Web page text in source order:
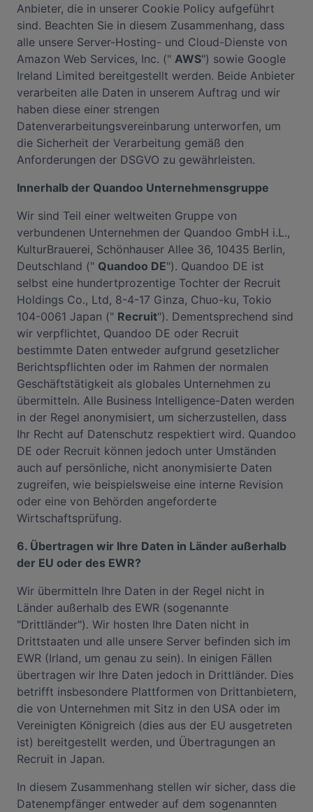
Anbieter, die in unserer Cookie Policy aufgeführt
sind. Beachten Sie in diesem Zusammenhang, dass
alle unsere Server-Hosting- und Cloud-Dienste von
Amazon Web Services, Inc. (" AWS") sowie Google
Ireland Limited bereitgestellt werden. Beide Anbieter
verarbeiten alle Daten in unserem Auftrag und wir
haben diese einer strengen
Datenverarbeitungsvereinbarung unterworfen, um
die Sicherheit der Verarbeitung gemäß den
Anforderungen der DSGVO zu gewährleisten.
Innerhalb der Quandoo Unternehmensgruppe
Wir sind Teil einer weltweiten Gruppe von
verbundenen Unternehmen der Quandoo GmbH i.L.,
KulturBrauerei, Schönhauser Allee 36, 10435 Berlin,
Deutschland (" Quandoo DE"). Quandoo DE ist
selbst eine hundertprozentige Tochter der Recruit
Holdings Co., Ltd, 8-4-17 Ginza, Chuo-ku, Tokio
104-0061 Japan (" Recruit"). Dementsprechend sind
wir verpflichtet, Quandoo DE oder Recruit
bestimmte Daten entweder aufgrund gesetzlicher
Berichtspflichten oder im Rahmen der normalen
Geschäftstätigkeit als globales Unternehmen zu
übermitteln. Alle Business Intelligence-Daten werden
in der Regel anonymisiert, um sicherzustellen, dass
Ihr Recht auf Datenschutz respektiert wird. Quandoo
DE oder Recruit können jedoch unter Umständen
auch auf persönliche, nicht anonymisierte Daten
zugreifen, wie beispielsweise eine interne Revision
oder eine von Behörden angeforderte
Wirtschaftsprüfung.
6. Übertragen wir Ihre Daten in Länder außerhalb
der EU oder des EWR?
Wir übermitteln Ihre Daten in der Regel nicht in
Länder außerhalb des EWR (sogenannte
"Drittländer"). Wir hosten Ihre Daten nicht in
Drittstaaten und alle unsere Server befinden sich im
EWR (Irland, um genau zu sein). In einigen Fällen
übertragen wir Ihre Daten jedoch in Drittländer. Dies
betrifft insbesondere Plattformen von Drittanbietern,
die von Unternehmen mit Sitz in den USA oder im
Vereinigten Königreich (dies aus der EU ausgetreten
ist) bereitgestellt werden, und Übertragungen an
Recruit in Japan.
In diesem Zusammenhang stellen wir sicher, dass die
Datenempfänger entweder auf dem sogenannten